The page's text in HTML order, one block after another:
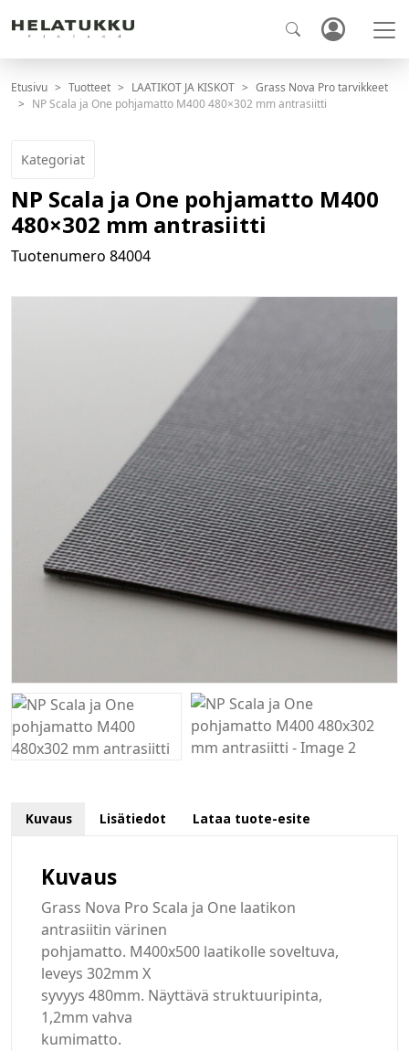
Etusivu Tuotteet LAATIKOT JA KISKOT
Grass Nova Pro tarvikkeet
NP Scala ja One pohjamatto M400 480×302 mm antrasiitti
Kategoriat
NP Scala ja One pohjamatto M400
480×302 mm antrasiitti
Tuotenumero 84004
Kuvaus Lisätiedot Lataa tuote-esite
Kuvaus
Grass Nova Pro Scala ja One laatikon
antrasiitin värinen
pohjamatto. M400x500 laatikolle soveltuva,
leveys 302mm X
syvyys 480mm. Näyttävä struktuuripinta,
1,2mm vahva
kumimatto.